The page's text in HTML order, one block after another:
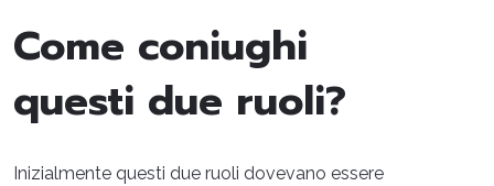
Come coniughi
questi due ruoli?
Inizialmente questi due ruoli dovevano essere